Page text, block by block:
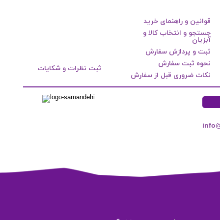
قوانین و راهنمای خرید
جستجو و انتخاب کالا و
آبزیان
ثبت و پردازش سفارش
نحوه ثبت سفارش
نکات ضروری قبل از سفارش
ثبت نظرات و شکایات